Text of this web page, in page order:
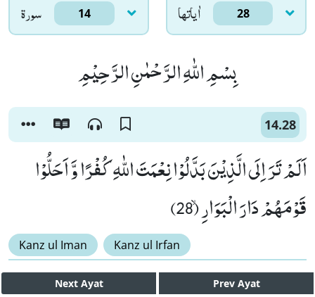
سورۃ 14 اٰياتها 28
بِسْمِ اللّٰهِ الرَّحْمٰنِ الرَّحِیْمِ
14.28
اَلَمْ تَرَ اِلَى الَّذِیْنَ بَدَّلُوْا نِعْمَتَ اللّٰهِ كُفْرًا وَّ اَحَلُّوْا
قَوْمَهُمْ دَارَ الْبَوَارِۙ (28)
Kanz ul Iman Kanz ul Irfan
Next Ayat Prev Ayat